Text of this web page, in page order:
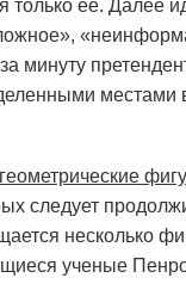
только ее. Далее
минуту
местами в
геометрические
следует
несколько
ученые